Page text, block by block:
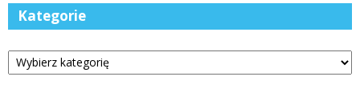
Kategorie
Kategorie